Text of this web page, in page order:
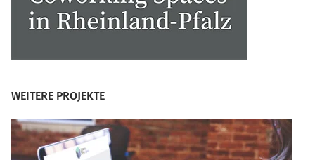
WEITERE PROJEKTE